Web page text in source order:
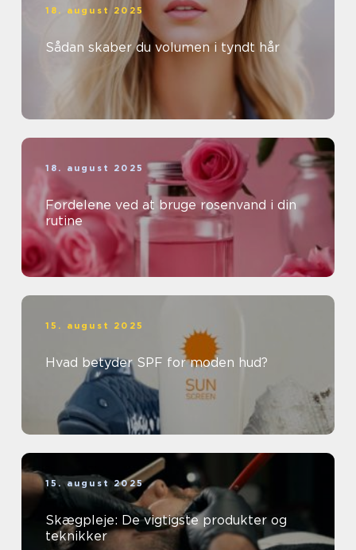
18. august 2025
Sådan skaber du volumen i tyndt hår
18. august 2025
Fordelene ved at bruge rosenvand i din
rutine
15. august 2025
Hvad betyder SPF for moden hud?
15. august 2025
Skægpleje: De vigtigste produkter og
teknikker